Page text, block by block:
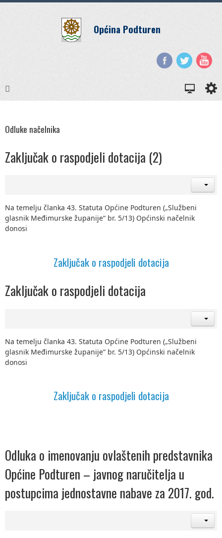
Općina Podturen
Odluke načelnika
Zaključak o raspodjeli dotacija (2)
Na temelju članka 43. Statuta Općine Podturen („Službeni
glasnik Međimurske županije“ br. 5/13) Općinski načelnik
donosi
Zaključak o raspodjeli dotacija
Zaključak o raspodjeli dotacija
Na temelju članka 43. Statuta Općine Podturen („Službeni
glasnik Međimurske županije“ br. 5/13) Općinski načelnik
donosi
Zaključak o raspodjeli dotacija
Odluka o imenovanju ovlaštenih predstavnika
Općine Podturen – javnog naručitelja u
postupcima jednostavne nabave za 2017. god.